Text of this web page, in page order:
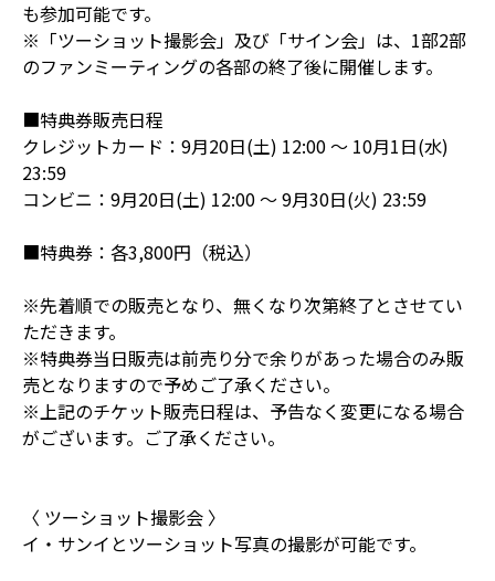
も参加可能です。
※「ツーショット撮影会」及び「サイン会」は、1部2部
のファンミーティングの各部の終了後に開催します。
■特典券販売日程
クレジットカード：9月20日(土) 12:00 ～ 10月1日(水)
23:59
コンビニ：9月20日(土) 12:00 ～ 9月30日(火) 23:59
■特典券：各3,800円（税込）
※先着順での販売となり、無くなり次第終了とさせてい
ただきます。
※特典券当日販売は前売り分で余りがあった場合のみ販
売となりますので予めご了承ください。
※上記のチケット販売日程は、予告なく変更になる場合
がございます。ご了承ください。
〈 ツーショット撮影会 〉
イ・サンイとツーショット写真の撮影が可能です。